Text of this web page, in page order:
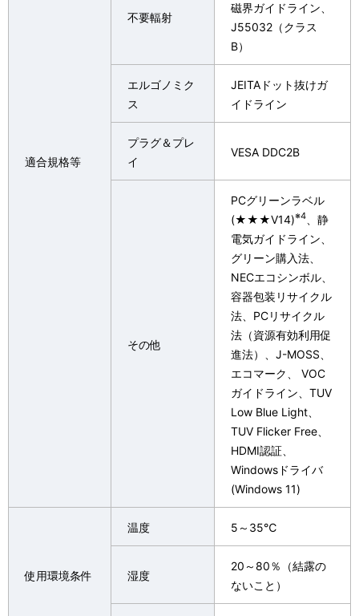
適合規格等
不要輻射
磁界ガイドライン、
J55032 （クラス
B）
エルゴノミク
ス
JEITAドット抜けガ
イドライン
プラグ＆プレ
イ
VESA DDC2B
その他
PCグリーンラベル
(★★★V14)※4
、静
電気ガイドライン、
グリーン購入法、
NECエコシンボル、
容器包装リサイクル
法、PCリサイクル
法（資源有効利用促
進法）、J-MOSS、
エコマーク、 VOC
ガイドライン、TUV
Low Blue Light、
TUV Flicker Free、
HDMI認証、
Windowsドライバ
(Windows 11)
使用環境条件
温度 5～35℃
湿度
20～80％（結露の
ないこと）